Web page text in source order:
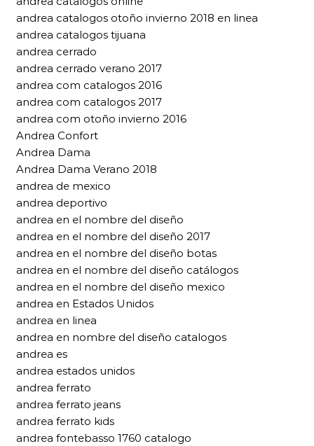
andrea catalogos otoño invierno 2018 en linea
andrea catalogos tijuana
andrea cerrado
andrea cerrado verano 2017
andrea com catalogos 2016
andrea com catalogos 2017
andrea com otoño invierno 2016
Andrea Confort
Andrea Dama
Andrea Dama Verano 2018
andrea de mexico
andrea deportivo
andrea en el nombre del diseño
andrea en el nombre del diseño 2017
andrea en el nombre del diseño botas
andrea en el nombre del diseño catálogos
andrea en el nombre del diseño mexico
andrea en Estados Unidos
andrea en linea
andrea en nombre del diseño catalogos
andrea es
andrea estados unidos
andrea ferrato
andrea ferrato jeans
andrea ferrato kids
andrea fontebasso 1760 catalogo